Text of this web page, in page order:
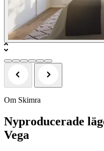
Om Skimra
Nyproducerade
Vega